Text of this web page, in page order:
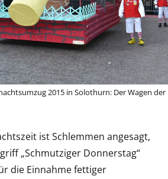
2015 in Solothurn: Der Wagen der
ist Schlemmen angesagt,
„Schmutziger Donnerstag“
die Einnahme fettiger